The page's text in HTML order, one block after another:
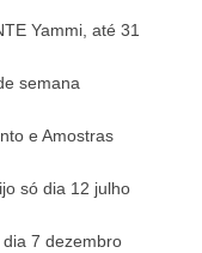
Yammi, até 31
semana
e Amostras
só dia 12 julho
7 dezembro